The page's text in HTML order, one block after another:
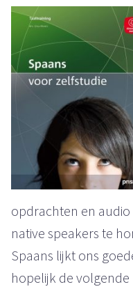
opdrachten en audio
native speakers te
Spaans lijkt ons
hopelijk de volgende